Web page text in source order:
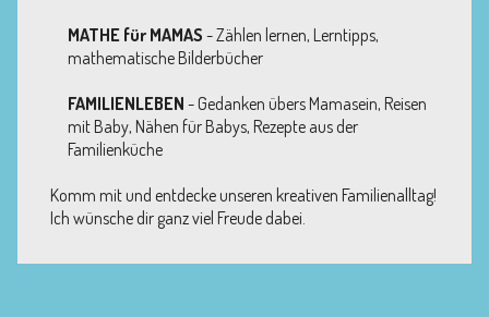
MATHE für MAMAS - Zählen lernen, Lerntipps,
mathematische Bilderbücher
FAMILIENLEBEN - Gedanken übers Mamasein, Reisen
mit Baby, Nähen für Babys, Rezepte aus der
Familienküche
Komm mit und entdecke unseren kreativen Familienalltag!
Ich wünsche dir ganz viel Freude dabei.